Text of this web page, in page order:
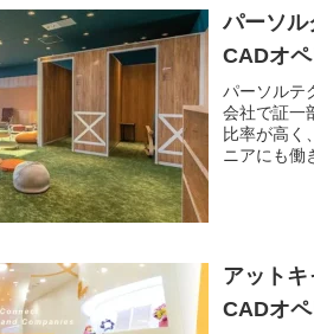
パーソ
CADオ
パーソルテ
会社で証一
比率が高く
ニアにも働
アット
CADオ